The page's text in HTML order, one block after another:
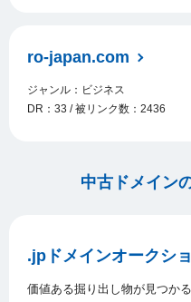
ro-japan.com
ジャンル：ビジネス
DR：33 / 被リンク数：2436
中古ドメイン
.jpドメインオークシ
価値ある掘り出し物が見つか